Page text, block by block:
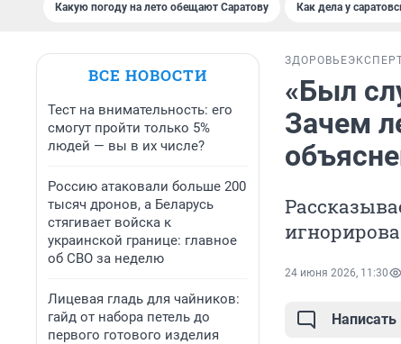
Какую погоду на лето обещают Саратову Как дела у
ВСЕ НОВОСТИ
Тест на внимательность: его
смогут пройти только 5%
людей — вы в их числе?
Россию атаковали больше 200
тысяч дронов, а Беларусь
стягивает войска к
украинской границе: главное
об СВО за неделю
Лицевая гладь для чайников:
гайд от набора петель до
первого готового изделия
ЗДОРОВЬЕ
«Был
Зачем
24 июня 2026, 11:30